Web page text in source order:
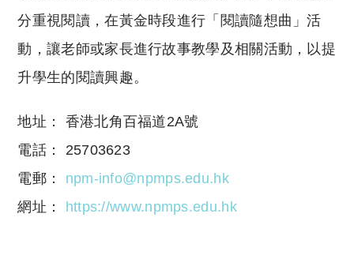
分重視閱讀，在黃金時段進行「閱讀隨想曲」活
動，讓老師或家長進行故事教學及相關活動，以提
升學生的閱讀興趣。
地址： 香港北角百福道2A號
電話： 25703623
電郵： npm-info@npmps.edu.hk
網址：
https://www.npmps.edu.hk